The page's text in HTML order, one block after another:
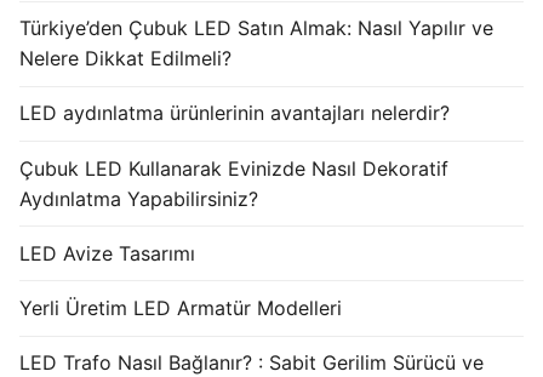
Türkiye’den Çubuk LED Satın Almak: Nasıl Yapılır ve
Nelere Dikkat Edilmeli?
LED aydınlatma ürünlerinin avantajları nelerdir?
Çubuk LED Kullanarak Evinizde Nasıl Dekoratif
Aydınlatma Yapabilirsiniz?
LED Avize Tasarımı
Yerli Üretim LED Armatür Modelleri
LED Trafo Nasıl Bağlanır? : Sabit Gerilim Sürücü ve